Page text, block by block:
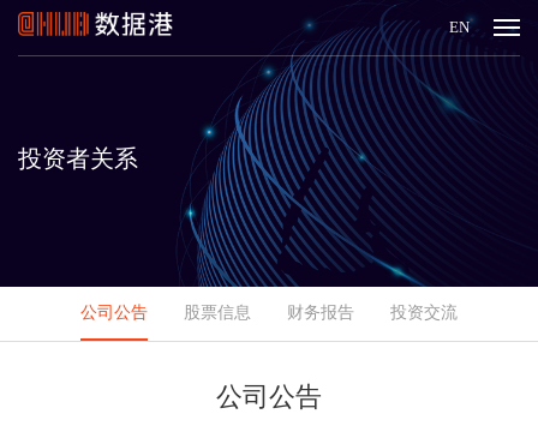
EN
投资者关系
公司公告 股票信息 财务报告 投资交流
公司公告